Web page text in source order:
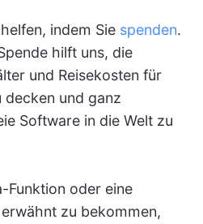
indem Sie spenden.
hilft uns, die
und Reisekosten für
und ganz
Software in die Welt zu
Funktion oder eine
zu bekommen,